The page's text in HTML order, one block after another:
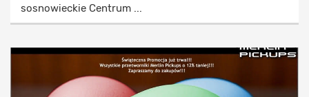
sosnowieckie Centrum ...